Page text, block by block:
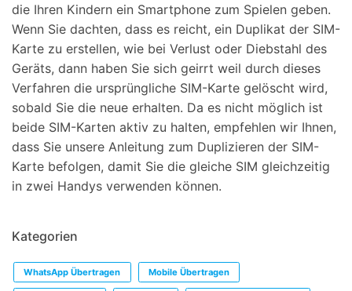
die Ihren Kindern ein Smartphone zum Spielen geben.
Wenn Sie dachten, dass es reicht, ein Duplikat der SIM-
Karte zu erstellen, wie bei Verlust oder Diebstahl des
Geräts, dann haben Sie sich geirrt weil durch dieses
Verfahren die ursprüngliche SIM-Karte gelöscht wird,
sobald Sie die neue erhalten. Da es nicht möglich ist
beide SIM-Karten aktiv zu halten, empfehlen wir Ihnen,
dass Sie unsere Anleitung zum Duplizieren der SIM-
Karte befolgen, damit Sie die gleiche SIM gleichzeitig
in zwei Handys verwenden können.
Kategorien
WhatsApp Übertragen Mobile Übertragen